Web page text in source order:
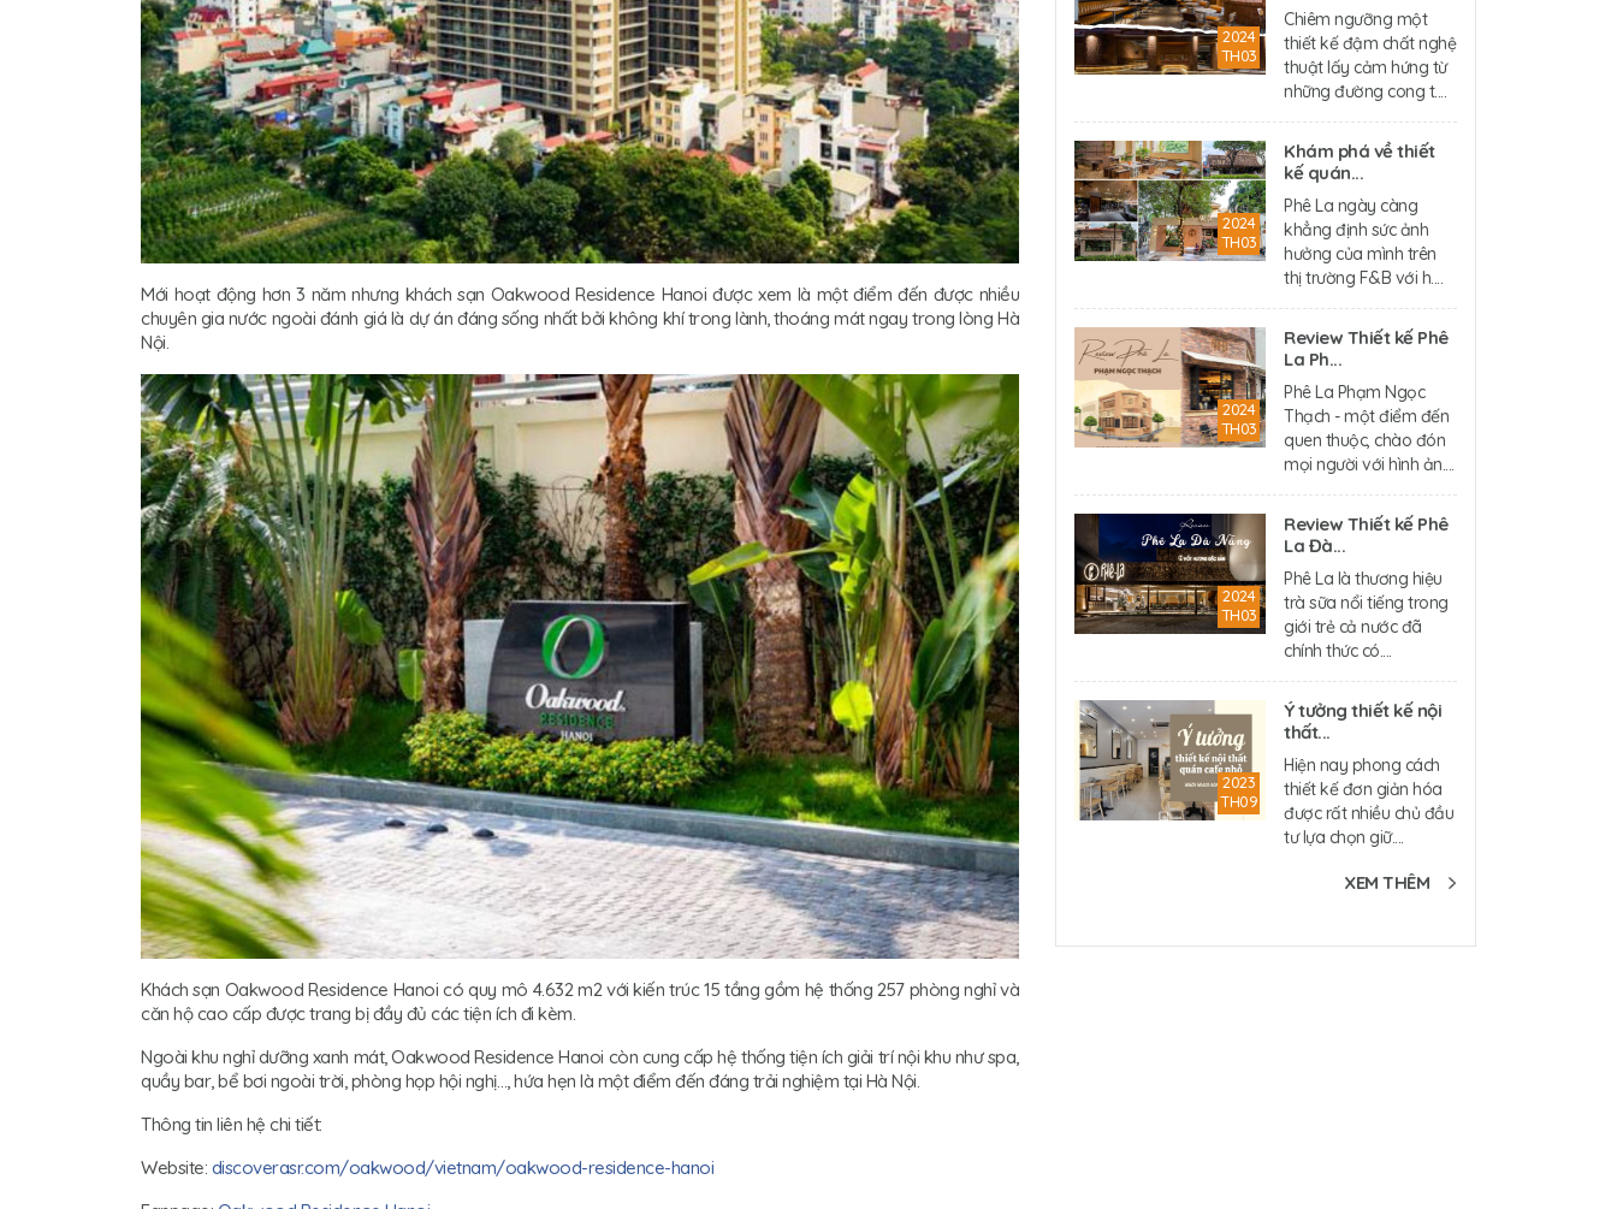
Mới hoạt động hơn 3 năm nhưng khách sạn Oakwood Residence Hanoi được xem là một điểm đến được nhiều
chuyên gia nước ngoài đánh giá là dự án đáng sống nhất bởi không khí trong lành, thoáng mát ngay trong lòng Hà
Nội.
Khách sạn Oakwood Residence Hanoi có quy mô 4.632 m2 với kiến trúc 15 tầng gồm hệ thống 257 phòng nghỉ và
căn hộ cao cấp được trang bị đầy đủ các tiện ích đi kèm.
Ngoài khu nghỉ dưỡng xanh mát, Oakwood Residence Hanoi còn cung cấp hệ thống tiện ích giải trí nội khu như spa,
quầy bar, bể bơi ngoài trời, phòng họp hội nghị…, hứa hẹn là một điểm đến đáng trải nghiệm tại Hà Nội.
Thông tin liên hệ chi tiết:
Website: discoverasr.com/oakwood/vietnam/oakwood-residence-hanoi
2024
TH03
Chiêm ngưỡng một
thiết kế đậm chất nghệ
thuật lấy cảm hứng từ
những đường cong t....
2024
TH03
Khám phá về thiết
kế quán...
Phê La ngày càng
khẳng định sức ảnh
hưởng của mình trên
thị trường F&B với h....
2024
TH03
Review Thiết kế Phê
La Ph...
Phê La Phạm Ngọc
Thạch - một điểm đến
quen thuộc, chào đón
mọi người với hình ản....
2024
TH03
Review Thiết kế Phê
La Đà...
Phê La là thương hiệu
trà sữa nổi tiếng trong
giới trẻ cả nước đã
chính thức có....
2023
TH09
Ý tưởng thiết kế nội
thất...
Hiện nay phong cách
thiết kế đơn giản hóa
được rất nhiều chủ đầu
tư lựa chọn giữ....
XEM THÊM